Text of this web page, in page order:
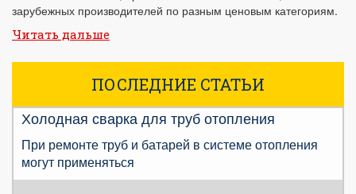
зарубежных производителей по разным ценовым категориям.
Читать дальше
ПОСЛЕДНИЕ СТАТЬИ
Холодная сварка для труб отопления
При ремонте труб и батарей в системе отопления
могут применяться